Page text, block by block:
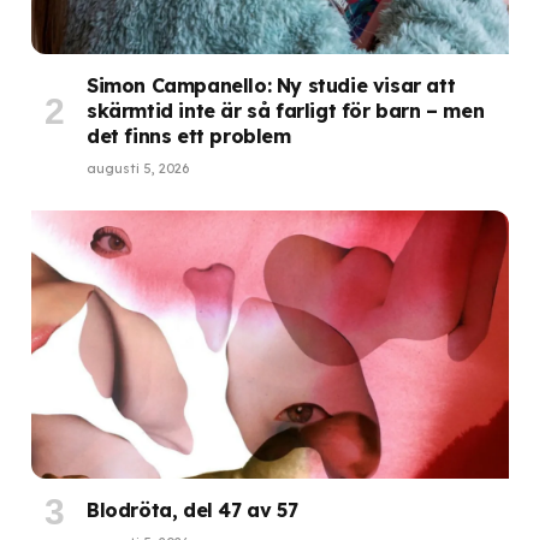
Simon Campanello: Ny studie visar att
skärmtid inte är så farligt för barn – men
det finns ett problem
augusti 5, 2026
Blodröta, del 47 av 57